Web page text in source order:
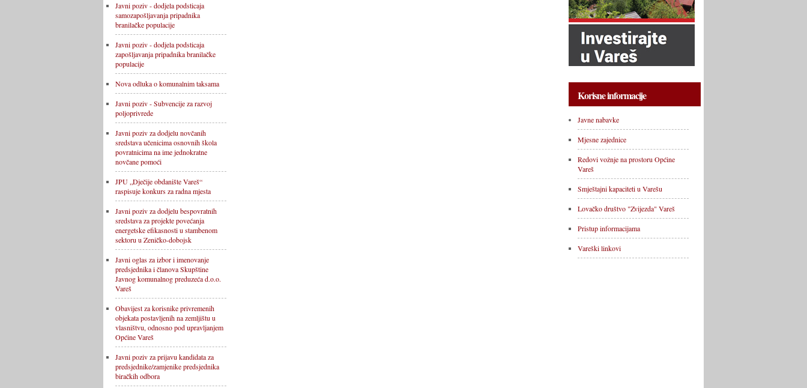
Javni poziv - dodjela podsticaja
samozapošljavanja pripadnika
branilačke populacije
Javni poziv - dodjela podsticaja
zapošljavanja pripadnika branilačke
populacije
Nova odluka o komunalnim taksama
Javni poziv - Subvencije za razvoj
poljoprivrede
Javni poziv za dodjelu novčanih
sredstava učenicima osnovnih škola
povratnicima na ime jednokratne
novčane pomoći
JPU „Dječije obdanište Vareš“
raspisuje konkurs za radna mjesta
Javni poziv za dodjelu bespovratnih
sredstava za projekte povećanja
energetske efikasnosti u stambenom
sektoru u Zeničko-dobojsk
Javni oglas za izbor i imenovanje
predsjednika i članova Skupštine
Javnog komunalnog preduzeća d.o.o.
Vareš
Obavijest za korisnike privremenih
objekata postavljenih na zemljištu u
vlasništvu, odnosno pod upravljanjem
Općine Vareš
Javni poziv za prijavu kandidata za
predsjednike/zamjenike predsjednika
biračkih odbora
Korisne informacije
Javne nabavke
Mjesne zajednice
Redovi vožnje na prostoru Općine
Vareš
Smještajni kapaciteti u Varešu
Lovačko društvo "Zvijezda" Vareš
Pristup informacijama
Vareški linkovi